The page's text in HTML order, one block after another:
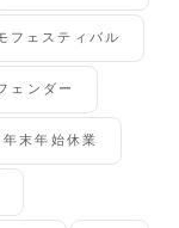
フェスティバル
ェンダー
年末年始休業